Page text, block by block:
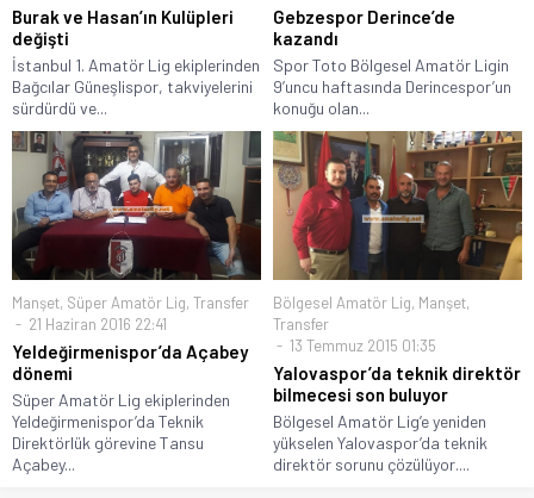
Burak ve Hasan’ın Kulüpleri
değişti
İstanbul 1. Amatör Lig ekiplerinden
Bağcılar Güneşlispor, takviyelerini
sürdürdü ve...
Gebzespor Derince’de
kazandı
Spor Toto Bölgesel Amatör Ligin
9’uncu haftasında Derincespor’un
konuğu olan...
Manşet, Süper Amatör Lig, Transfer
21 Haziran 2016 22:41
Yeldeğirmenispor’da Açabey
dönemi
Süper Amatör Lig ekiplerinden
Yeldeğirmenispor’da Teknik
Direktörlük görevine Tansu
Açabey...
Bölgesel Amatör Lig, Manşet,
Transfer
13 Temmuz 2015 01:35
Yalovaspor’da teknik direktör
bilmecesi son buluyor
Bölgesel Amatör Lig’e yeniden
yükselen Yalovaspor’da teknik
direktör sorunu çözülüyor....